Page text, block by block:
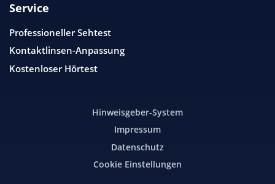
Service
Professioneller Sehtest
Kontaktlinsen-Anpassung
Kostenloser Hörtest
Hinweisgeber-System
Impressum
Datenschutz
Cookie Einstellungen